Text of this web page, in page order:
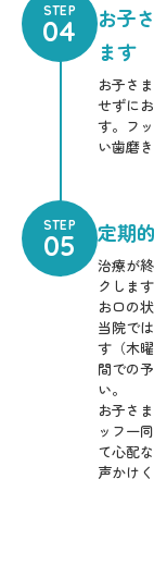
STEP
04
お子
ます
お子さ
せずに
す。フ
い歯磨
STEP
05 定期
治療が
クしま
お口の
当院で
す（木
間での
い。
お子さ
ッフ一
て心配
声かけ